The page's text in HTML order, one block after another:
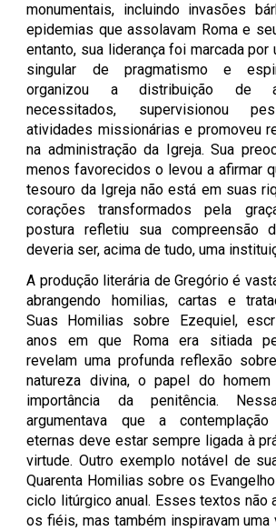
monumentais, incluindo invasões
epidemias que assolavam Roma e
entanto, sua liderança foi marcada por
singular de pragmatismo e
organizou a distribuição de
necessitados, supervisionou
atividades missionárias e promoveu
na administração da Igreja. Sua
menos favorecidos o levou a afirmar
tesouro da Igreja não está em suas
corações transformados pela
postura refletiu sua compreensão
deveria ser, acima de tudo, uma
A produção literária de Gregório é
abrangendo homilias, cartas e
Suas Homilias sobre Ezequiel,
anos em que Roma era sitiada
revelam uma profunda reflexão
natureza divina, o papel do
importância da penitência.
argumentava que a
eternas deve estar sempre ligada à
virtude. Outro exemplo notável de
Quarenta Homilias sobre os
ciclo litúrgico anual. Esses textos não
os fiéis, mas também inspiravam uma